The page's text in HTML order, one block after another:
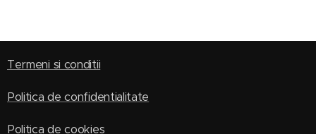
Termeni si conditii
Politica de confidentialitate
Politica de cookies